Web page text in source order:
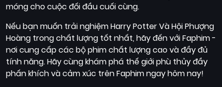
móng cho cuộc đối đầu cuối cùng.
Nếu bạn muốn trải nghiệm Harry Potter Và Hội Phượng
Hoàng trong chất lượng tốt nhất, hãy đến với Faphim -
nơi cung cấp các bộ phim chất lượng cao và đầy đủ
tính năng. Hãy cùng khám phá thế giới phù thủy đầy
phấn khích và cảm xúc trên Faphim ngay hôm nay!